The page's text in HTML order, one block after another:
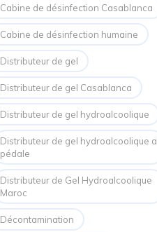
Cabine de désinfection Casablanca
Cabine de désinfection humaine
Distributeur de gel
Distributeur de gel Casablanca
Distributeur de gel hydroalcoolique
Distributeur de gel hydroalcoolique a
pédale
Distributeur de Gel Hydroalcoolique
Maroc
Décontamination